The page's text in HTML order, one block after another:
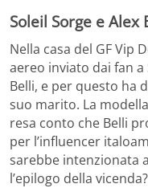
Soleil Sorge e Alex
Nella casa del GF Vip
aereo inviato dai fan a
Belli, e per questo ha
suo marito. La
resa conto che Belli
per l’influencer
sarebbe intenzionata
l’epilogo della vicenda?